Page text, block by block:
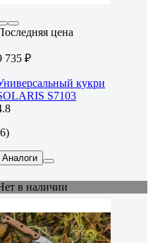
цена
735 ₽
кукри
S7103
Аналоги
в наличии